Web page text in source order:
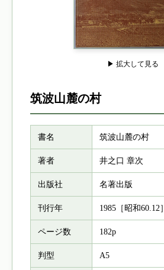
▶ 拡大して見る
筑波山麓の村
書名 筑波山麓の村
著者 井之口 章次
出版社 名著出版
刊行年 1985［昭和60.12］
ページ数 182p
判型 A5